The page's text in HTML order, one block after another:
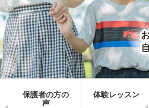
保護者の方の
声
体験レッスン